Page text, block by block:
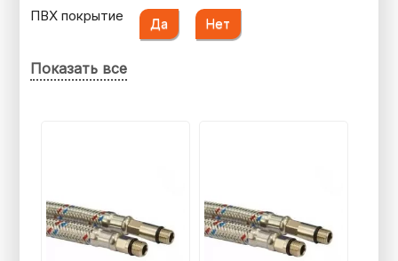
ПВХ покрытие Да Нет
Показать все